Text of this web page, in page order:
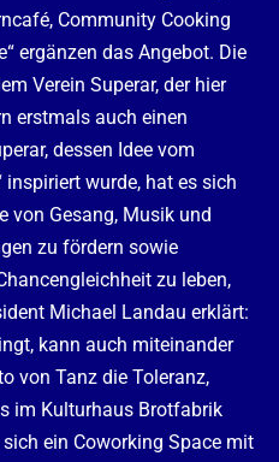
Community Cooking
ergänzen das Angebot. Die
Verein Superar, der hier
erstmals auch einen
dessen Idee vom
inspiriert wurde, hat es sich
von Gesang, Musik und
zu fördern sowie
zu leben,
Michael Landau erklärt:
kann auch miteinander
von Tanz die Toleranz,
im Kulturhaus Brotfabrik
ein Coworking Space mit